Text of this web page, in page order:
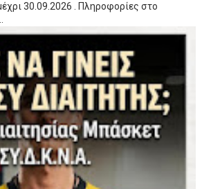
30.09.2026 . Πληροφορίες στο